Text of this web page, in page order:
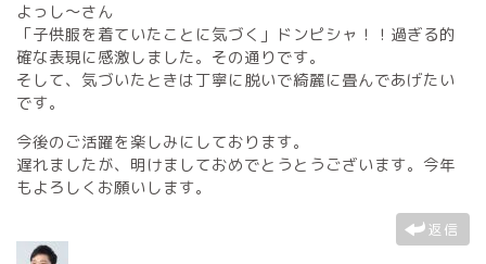
よっし〜さん
「子供服を着ていたことに気づく」ドンピシャ！！過ぎる的
確な表現に感激しました。その通りです。
そして、気づいたときは丁寧に脱いで綺麗に畳んであげたい
です。
今後のご活躍を楽しみにしております。
遅れましたが、明けましておめでとうとうございます。今年
もよろしくお願いします。
返信